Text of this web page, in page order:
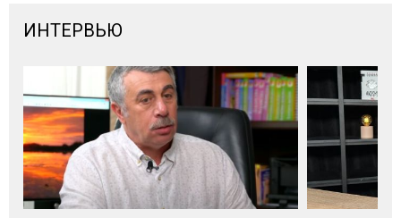
ИНТЕРВЬЮ